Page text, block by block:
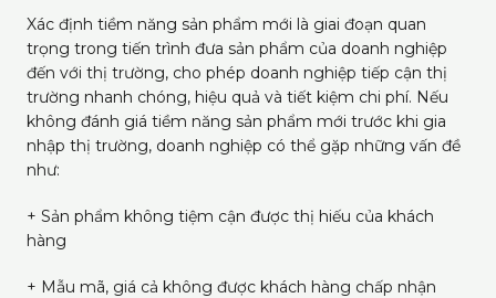
Xác định tiềm năng sản phẩm mới là giai đoạn quan
trọng trong tiến trình đưa sản phẩm của doanh nghiệp
đến với thị trường, cho phép doanh nghiệp tiếp cận thị
trường nhanh chóng, hiệu quả và tiết kiệm chi phí. Nếu
không đánh giá tiềm năng sản phẩm mới trước khi gia
nhập thị trường, doanh nghiệp có thể gặp những vấn đề
như:
+ Sản phẩm không tiệm cận được thị hiếu của khách
hàng
+ Mẫu mã, giá cả không được khách hàng chấp nhận